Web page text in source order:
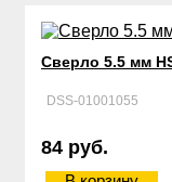
Сверло 5.5 мм
DSS-01001055
84 руб.